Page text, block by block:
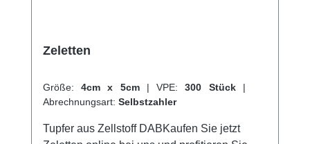
Zeletten
Größe: 4cm x 5cm | VPE: 300 Stück |
Abrechnungsart: Selbstzahler
Tupfer aus Zellstoff DABKaufen Sie jetzt